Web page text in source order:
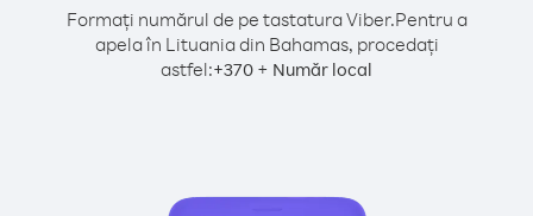
Formați numărul de pe tastatura Viber.Pentru a
apela în Lituania din Bahamas, procedați
astfel:+370 + Număr local